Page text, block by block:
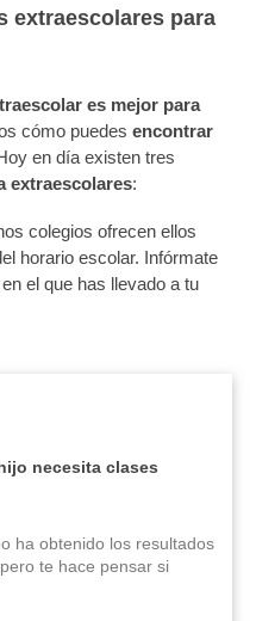
extraescolares para
es mejor para
cómo puedes encontrar
en día existen tres
extraescolares:
colegios ofrecen ellos
horario escolar. Infórmate
el que has llevado a tu
necesita clases
ha obtenido los resultados
te hace pensar si